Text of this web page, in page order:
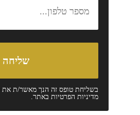
בשליחת טופס זה הנך מאשר/ת את
מדיניות הפרטיותבאתר.